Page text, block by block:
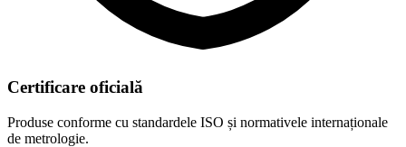
Certificare oficială
Produse conforme cu standardele ISO și normativele internaționale
de metrologie.